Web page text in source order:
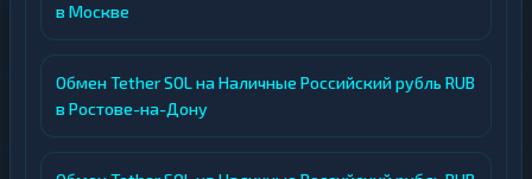
в Москве
Обмен Tether SOL на Наличные Российский рубль RUB
в Ростове-на-Дону